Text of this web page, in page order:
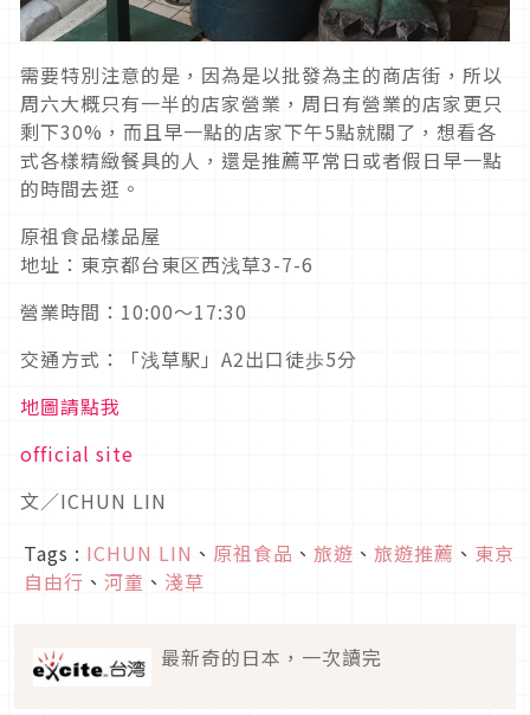
需要特別注意的是，因為是以批發為主的商店街，所以
周六大概只有一半的店家營業，周日有營業的店家更只
剩下30%，而且早一點的店家下午5點就關了，想看各
式各樣精緻餐具的人，還是推薦平常日或者假日早一點
的時間去逛。
原祖食品樣品屋
地址：東京都台東区西浅草3-7-6
營業時間：10:00～17:30
交通方式：「浅草駅」A2出口徒歩5分
地圖請點我
official site
文／ICHUN LIN
Tags : ICHUN LIN 、 原祖食品 、 旅遊 、 旅遊推薦 、 東京
自由行 、 河童 、 淺草
最新奇的日本，一次讀完